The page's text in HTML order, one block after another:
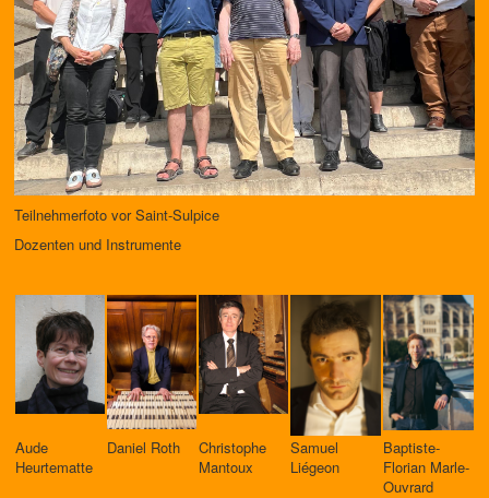
Teilnehmerfoto vor Saint-Sulpice
Dozenten und Instrumente
Aude
Heurtematte
Daniel Roth
Christophe
Mantoux
Samuel
Liégeon
Baptiste-
Florian Marle-
Ouvrard